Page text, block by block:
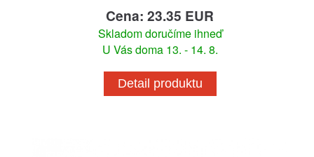
Cena: 23.35 EUR
Skladom doručíme ihneď
U Vás doma 13. - 14. 8.
Detail produktu